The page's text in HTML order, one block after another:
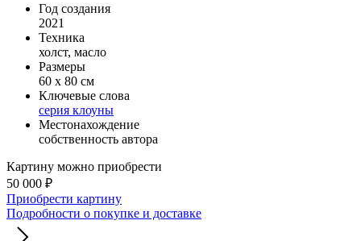
Год создания
2021
Техника
холст, масло
Размеры
60 х 80 см
Ключевые слова
серия клоуны
Местонахождение
собственность автора
Картину можно приобрести
50 000 ₽
Приобрести картину
Подробности о покупке и доставке